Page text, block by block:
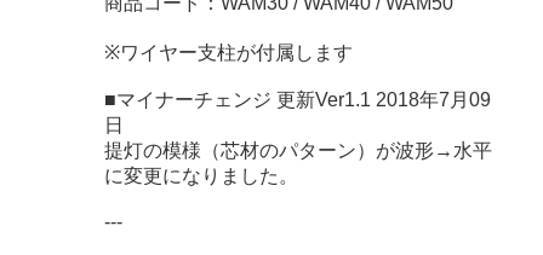
※ワイヤー支柱が付属します
■マイナーチェンジ 更新Ver1.1 2018年7月09
日
提灯の模様（芯材のパターン）が波形→水平
に変更になりました。
---